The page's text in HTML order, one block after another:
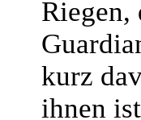
Riegen,
kurz
ihnen